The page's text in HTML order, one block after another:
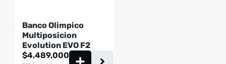
Banco Olimpico
Multiposicion
Evolution EVO F2
$4,489,000